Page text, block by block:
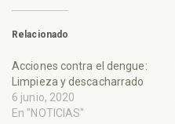
Relacionado
Acciones contra el dengue:
Limpieza y descacharrado
6 junio, 2020
En "NOTICIAS"